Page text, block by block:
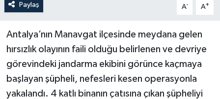
Paylaş A- A+
Antalya’nın Manavgat ilçesinde meydana gelen
hırsızlık olayının faili olduğu belirlenen ve devriye
görevindeki jandarma ekibini görünce kaçmaya
başlayan şüpheli, nefesleri kesen operasyonla
yakalandı. 4 katlı binanın çatısına çıkan şüpheliyi